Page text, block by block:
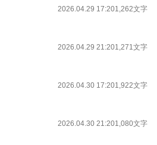
2026.04.29 17:201,262文字
2026.04.29 21:201,271文字
2026.04.30 17:201,922文字
2026.04.30 21:201,080文字